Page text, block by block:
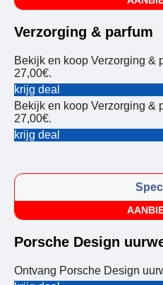
Verzorging & parfum
Bekijk en koop Verzorging &
27,00€.
krijg deal
Bekijk en koop Verzorging &
27,00€.
krijg deal
Porsche Design
Ontvang Porsche Design